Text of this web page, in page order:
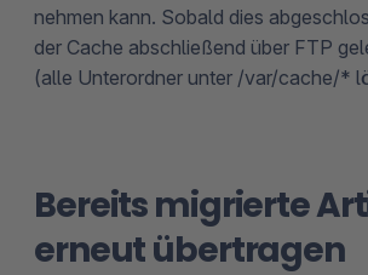
nehmen kann. Sobald dies
der Cache abschließend über FTP
(alle Unterordner unter /var/cache/*
Bereits migrierte
erneut übertragen